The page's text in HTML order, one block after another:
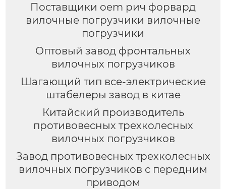
Поставщики oem рич форвард
вилочные погрузчики вилочные
погрузчики
Оптовый завод фронтальных
вилочных погрузчиков
Шагающий тип все-электрические
штабелеры завод в китае
Китайский производитель
противовесных трехколесных
вилочных погрузчиков
Завод противовесных трехколесных
вилочных погрузчиков с передним
приводом